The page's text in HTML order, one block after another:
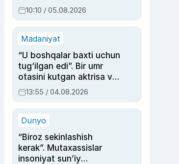
hukmi o‘qildi
10:10 / 05.08.2026
Madaniyat
“U boshqalar baxti uchun
tug‘ilgan edi”. Bir umr
otasini kutgan aktrisa va
dublyaj ustasi Rimma
Ahmedovaning
13:55 / 04.08.2026
Dunyo
“Biroz sekinlashish
kerak”. Mutaxassislar
insoniyat sun’iy